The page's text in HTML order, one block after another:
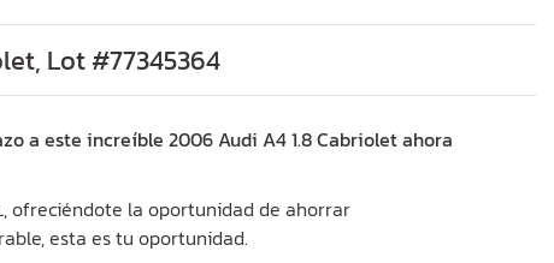
Lot #77345364
a este increíble 2006 Audi A4 1.8 Cabriolet ahora
ofreciéndote la oportunidad de ahorrar
esta es tu oportunidad.